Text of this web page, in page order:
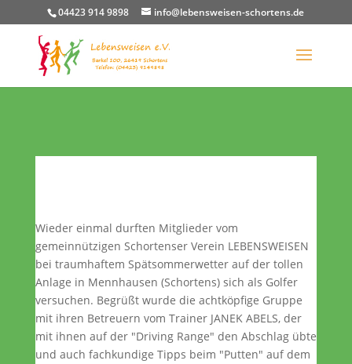
04423 914 9898 info@lebensweisen-schortens.de
Wieder einmal durften Mitglieder vom
gemeinnützigen Schortenser Verein LEBENSWEISEN
bei traumhaftem Spätsommerwetter auf der tollen
Anlage in Mennhausen (Schortens) sich als Golfer
versuchen. Begrüßt wurde die achtköpfige Gruppe
mit ihren Betreuern vom Trainer JANEK ABELS, der
mit ihnen auf der "Driving Range" den Abschlag übte
und auch fachkundige Tipps beim "Putten" auf dem